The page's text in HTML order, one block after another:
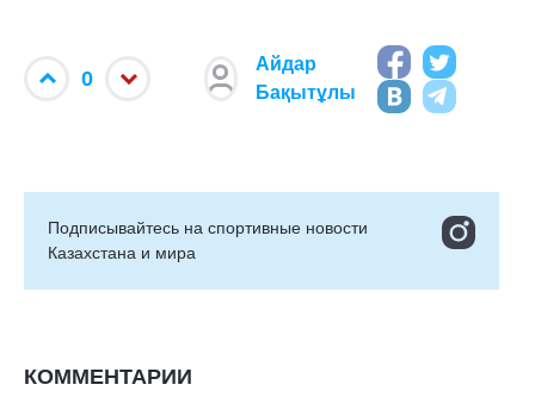
0
Айдар
Бақытұлы
Подписывайтесь на cпортивные новости
Казахстана и мира
КОММЕНТАРИИ